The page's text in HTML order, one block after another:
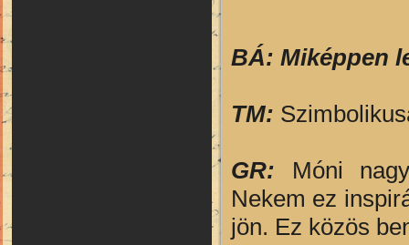
BÁ: Miképpen
TM:
GR: Móni
Nekem ez
jön. Ez közös